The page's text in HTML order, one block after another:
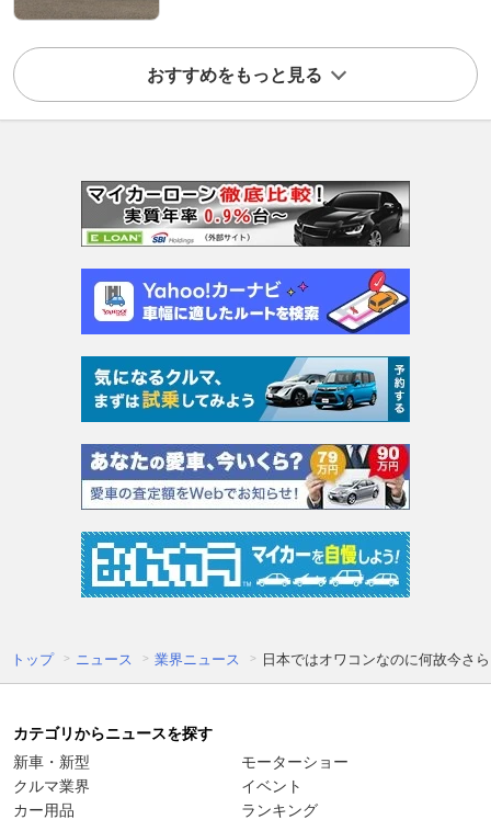
おすすめをもっと見る
トップ ニュース 業界ニュース 日本ではオワコンなのに何故今さ
カテゴリからニュースを探す
新車・新型
クルマ業界
カー用品
モーターショー
イベント
ランキング